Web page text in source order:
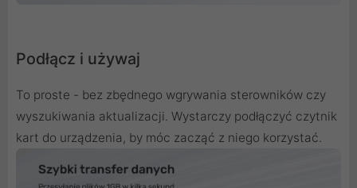
Podłącz i używaj
To proste - bez zbędnego wgrywania sterowników czy
wyszukiwania aktualizacji. Wystarczy podłączyć czytnik
kart do urządzenia, by móc zacząć z niego korzystać.